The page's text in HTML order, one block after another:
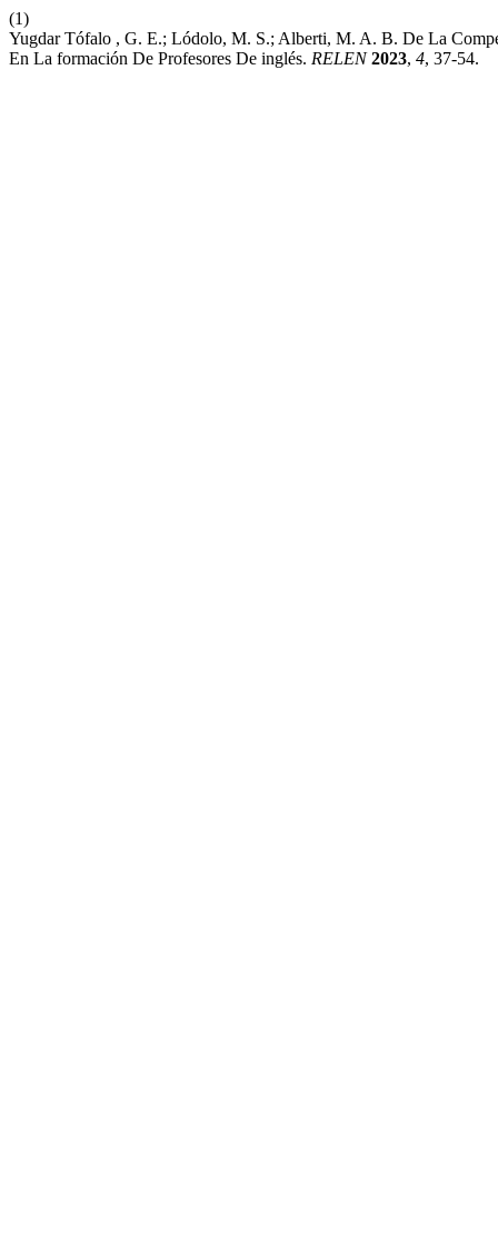
(1)
Yugdar Tófalo , G. E.; Lódolo, M. S.; Alberti, M. A. B. De La
En La formación De Profesores De inglés. RELEN 2023, 4, 37-54.